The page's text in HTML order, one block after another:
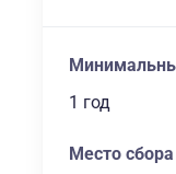
1 год
Место